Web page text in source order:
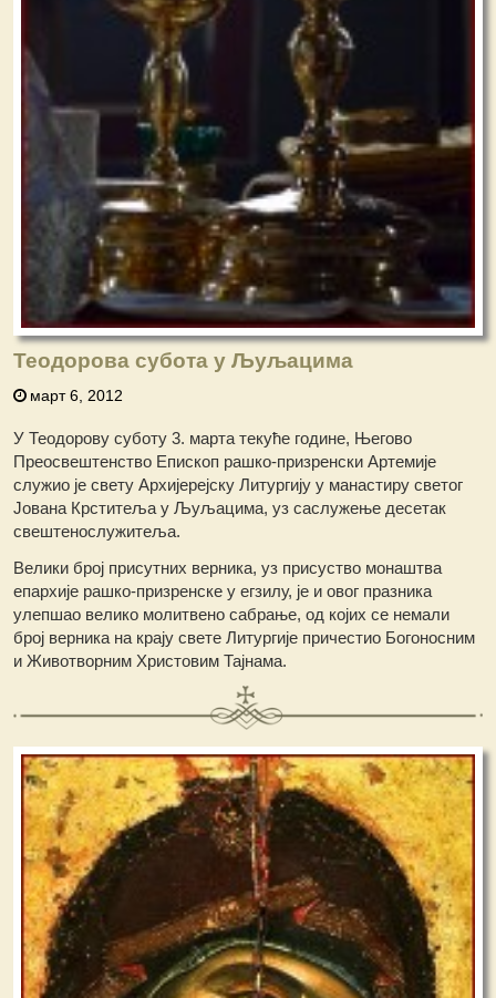
Теодорова субота у Љуљацима
март 6, 2012
У Теодорову суботу 3. марта текуће године, Његово
Преосвештенство Епископ рашко-призренски Артемије
служио је свету Архијерејску Литургију у манастиру светог
Јована Крститеља у Љуљацима, уз саслужење десетак
свештенослужитеља.
Велики број присутних верника, уз присуство монаштва
епархије рашко-призренске у егзилу, је и овог празника
улепшао велико молитвено сабрање, од којих се немали
број верника на крају свете Литургије причестио Богоносним
и Животворним Христовим Тајнама.